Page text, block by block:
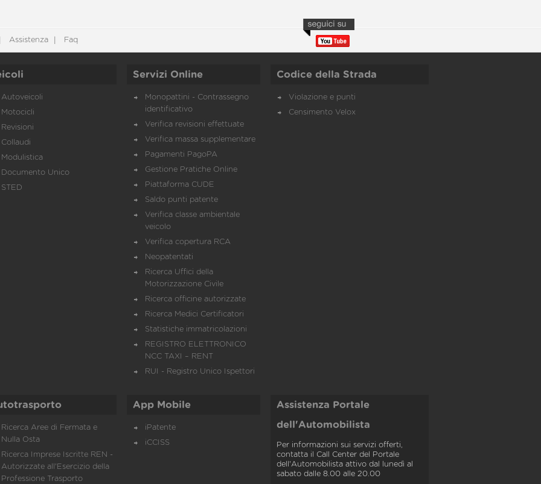
Assistenza Faq
Autoveicoli
Motocicli
Revisioni
Collaudi
Modulistica
Documento Unico
STED
Servizi Online
Monopattini - Contrassegno
identificativo
Verifica revisioni effettuate
Verifica massa supplementare
Pagamenti PagoPA
Gestione Pratiche Online
Piattaforma CUDE
Saldo punti patente
Verifica classe ambientale
veicolo
Verifica copertura RCA
Neopatentati
Ricerca Uffici della
Motorizzazione Civile
Ricerca officine autorizzate
Ricerca Medici Certificatori
Statistiche immatricolazioni
REGISTRO ELETTRONICO
NCC TAXI – RENT
RUI - Registro Unico Ispettori
Codice della Strada
Violazione e punti
Censimento Velox
Ricerca Aree di Fermata e
Nulla Osta
Ricerca Imprese Iscritte REN -
Autorizzate all'Esercizio della
Professione Trasporto
App Mobile
iPatente
iCCISS
Assistenza Portale
dell'Automobilista
Per informazioni sui servizi offerti,
contatta il Call Center del Portale
dell'Automobilista attivo dal lunedì al
sabato dalle 8.00 alle 20.00